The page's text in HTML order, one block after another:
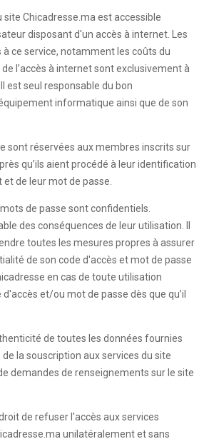
site Chicadresse.ma est accessible
disposant d'un accès à internet. Les
ce service, notamment les coûts du
l’accès à internet sont exclusivement à
est seul responsable du bon
informatique ainsi que de son
sont réservées aux membres inscrits sur
qu’ils aient procédé à leur identification
de leur mot de passe.
de passe sont confidentiels.
des conséquences de leur utilisation. Il
toutes les mesures propres à assurer
de son code d'accès et mot de passe
en cas de toute utilisation
et/ou mot de passe dès que qu’il
de toutes les données fournies
la souscription aux services du site
demandes de renseignements sur le site
de refuser l'accès aux services
unilatéralement et sans